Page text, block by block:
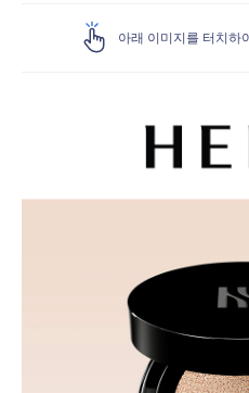
아래 이미지를 터치하